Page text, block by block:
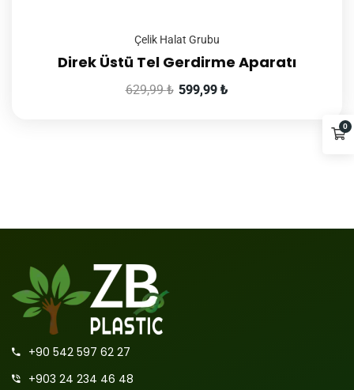
Çelik Halat Grubu
Direk Üstü Tel Gerdirme Aparatı
629,99₺ 599,99 ₺
+90 542 597 62 27
+903 24 234 46 48
0